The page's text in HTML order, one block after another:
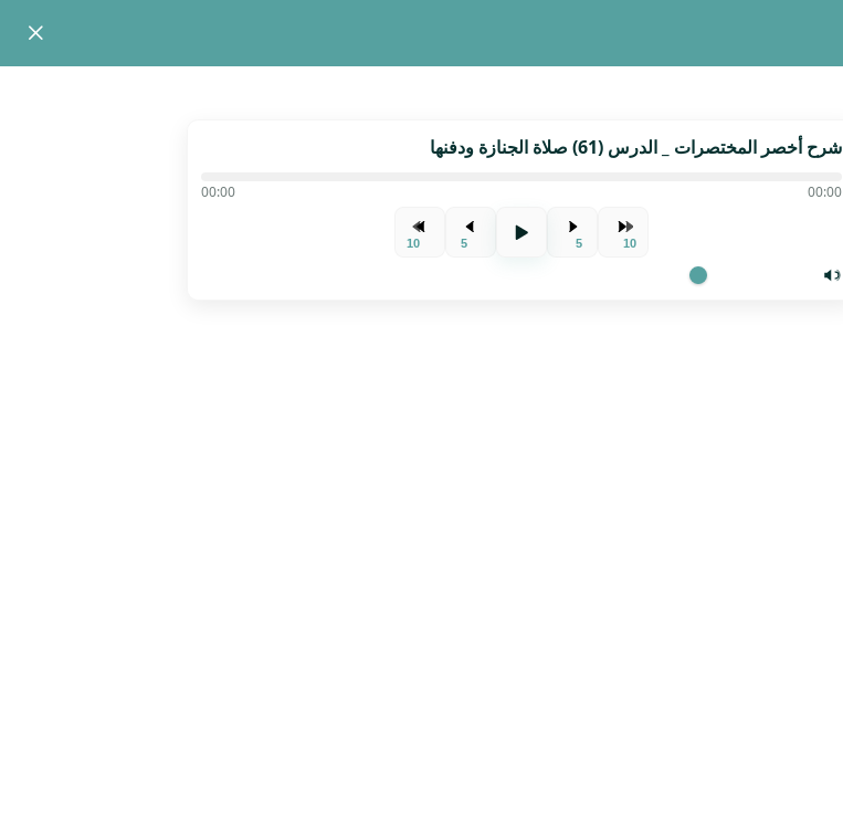
شرح أخصر المختصرات _ الدرس (61) صلاة الجنازة ودفنها
00:00
00:00
10
5
5
10